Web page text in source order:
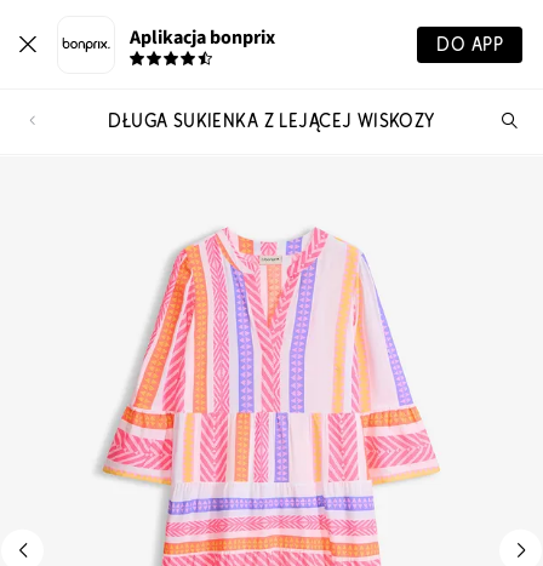
Aplikacja bonprix DO APP
DŁUGA SUKIENKA Z LEJĄCEJ WISKOZY